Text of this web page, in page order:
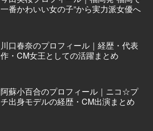
一番かわいい女の子”から実力派女優へ
川口春奈のプロフィール｜経歴・代表
作・CM女王としての活躍まとめ
阿蘇小百合のプロフィール｜ニコ☆プ
チ出身モデルの経歴・CM出演まとめ